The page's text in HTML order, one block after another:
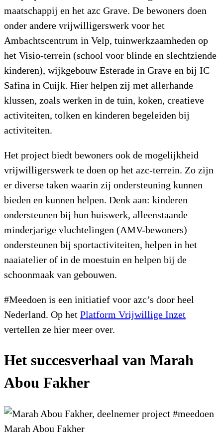
maatschappij en het azc Grave. De bewoners doen
onder andere vrijwilligerswerk voor het
Ambachtscentrum in Velp, tuinwerkzaamheden op
het Visio-terrein (school voor blinde en slechtziende
kinderen), wijkgebouw Esterade in Grave en bij IC
Safina in Cuijk. Hier helpen zij met allerhande
klussen, zoals werken in de tuin, koken, creatieve
activiteiten, tolken en kinderen begeleiden bij
activiteiten.
Het project biedt bewoners ook de mogelijkheid
vrijwilligerswerk te doen op het azc-terrein. Zo zijn
er diverse taken waarin zij ondersteuning kunnen
bieden en kunnen helpen. Denk aan: kinderen
ondersteunen bij hun huiswerk, alleenstaande
minderjarige vluchtelingen (AMV-bewoners)
ondersteunen bij sportactiviteiten, helpen in het
naaiatelier of in de moestuin en helpen bij de
schoonmaak van gebouwen.
#Meedoen is een initiatief voor azc’s door heel
Nederland. Op het Platform Vrijwillige Inzet
vertellen ze hier meer over.
Het succesverhaal van Marah
Abou Fakher
Marah Abou Fakher